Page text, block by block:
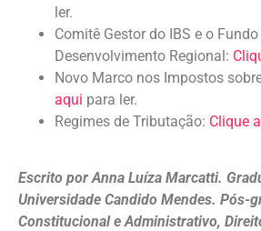
ler.
Comitê Gestor do IBS e o
Desenvolvimento Regional:
Novo Marco nos Impostos
aqui para ler.
Regimes de Tributação: Clique
Escrito por Anna Luíza Marcatti.
Universidade Candido Mendes. Pós-
Constitucional e Administrativo,